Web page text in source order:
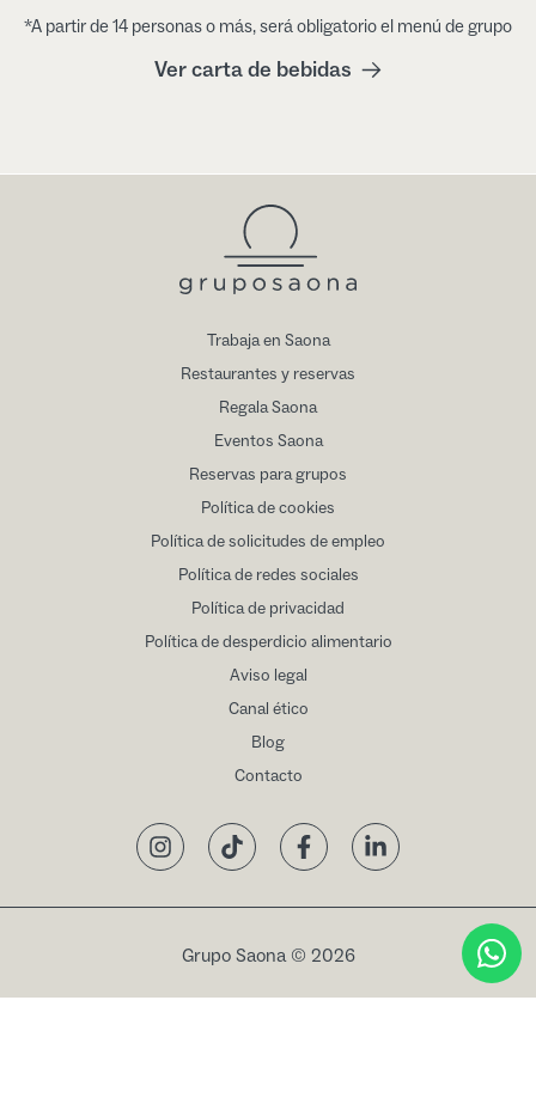
*A partir de 14 personas o más, será obligatorio el menú de grupo
Ver carta de bebidas
Trabaja en Saona
Restaurantes y reservas
Regala Saona
Eventos Saona
Reservas para grupos
Política de cookies
Política de solicitudes de empleo
Política de redes sociales
Política de privacidad
Política de desperdicio alimentario
Aviso legal
Canal ético
Blog
Contacto
InstagramTikTok FacebookLinkedIn
Grupo Saona © 2026